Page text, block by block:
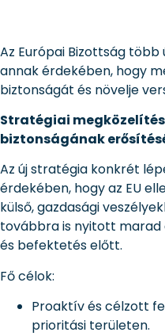
Az Európai Bizottság
annak érdekében, hogy
biztonságát és növelje
Stratégiai
biztonságának
Az új stratégia konkrét
érdekében, hogy az EU
külső, gazdasági
továbbra is nyitott marad
és befektetés előtt.
Fő célok:
Proaktív és célzott
prioritási területen.